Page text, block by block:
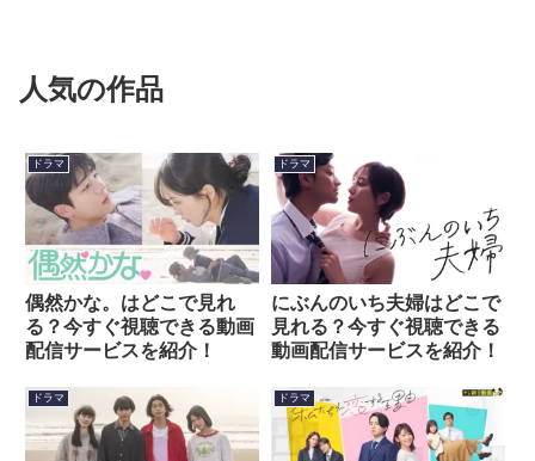
人気の作品
ドラマ
偶然かな。はどこで見れ
る？今すぐ視聴できる動画
配信サービスを紹介！
ドラマ
にぶんのいち夫婦はどこで
見れる？今すぐ視聴できる
動画配信サービスを紹介！
ドラマ ドラマ